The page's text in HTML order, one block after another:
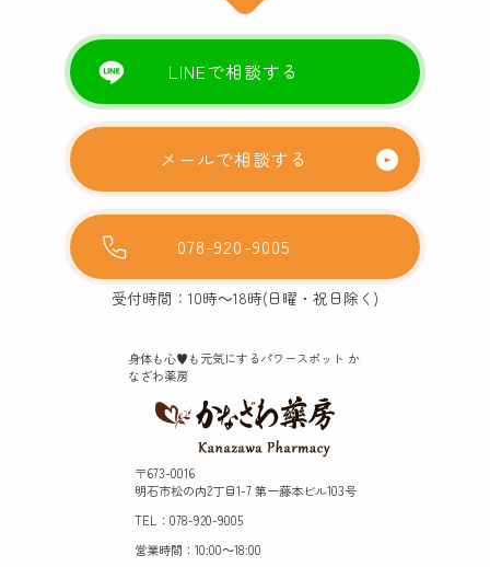
LINEで相談する
メールで相談する
078-920-9005
受付時間：10時～18時(日曜・祝日除く)
身体も心♥️も元気にするパワースポット か
なざわ薬房
〒673-0016
明石市松の内2丁目1-7 第一藤本ビル103号
TEL：078-920-9005
営業時間：10:00～18:00